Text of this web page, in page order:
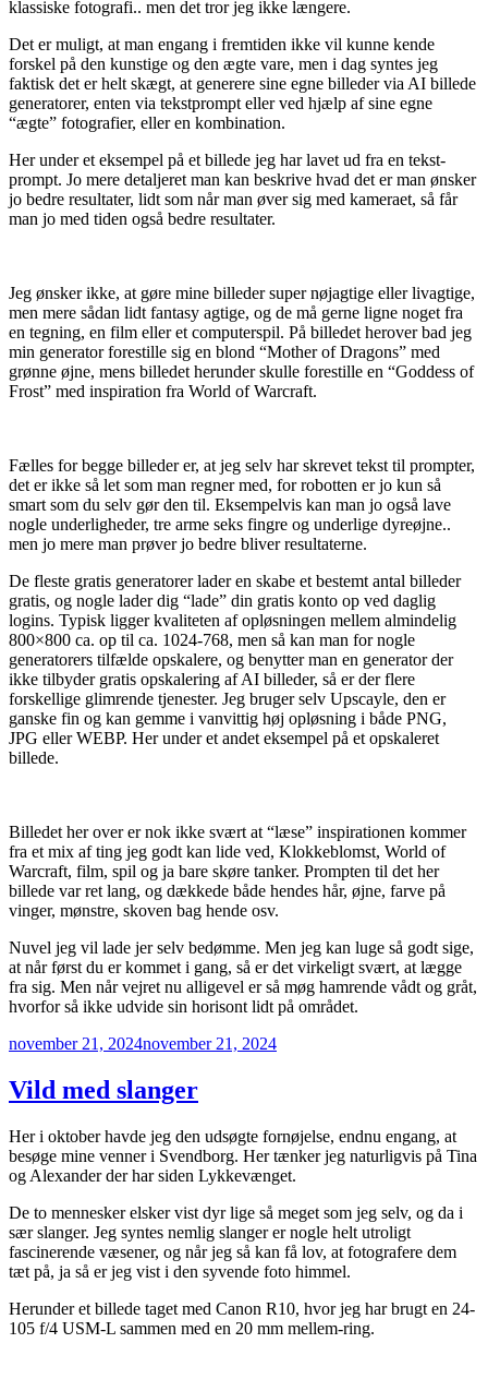
klassiske fotografi.. men det tror jeg ikke længere.
Det er muligt, at man engang i fremtiden ikke vil kunne kende
forskel på den kunstige og den ægte vare, men i dag syntes jeg
faktisk det er helt skægt, at generere sine egne billeder via AI billede
generatorer, enten via tekstprompt eller ved hjælp af sine egne
“ægte” fotografier, eller en kombination.
Her under et eksempel på et billede jeg har lavet ud fra en tekst-
prompt. Jo mere detaljeret man kan beskrive hvad det er man ønsker
jo bedre resultater, lidt som når man øver sig med kameraet, så får
man jo med tiden også bedre resultater.
Jeg ønsker ikke, at gøre mine billeder super nøjagtige eller livagtige,
men mere sådan lidt fantasy agtige, og de må gerne ligne noget fra
en tegning, en film eller et computerspil. På billedet herover bad jeg
min generator forestille sig en blond “Mother of Dragons” med
grønne øjne, mens billedet herunder skulle forestille en “Goddess of
Frost” med inspiration fra World of Warcraft.
Fælles for begge billeder er, at jeg selv har skrevet tekst til prompter,
det er ikke så let som man regner med, for robotten er jo kun så
smart som du selv gør den til. Eksempelvis kan man jo også lave
nogle underligheder, tre arme seks fingre og underlige dyreøjne..
men jo mere man prøver jo bedre bliver resultaterne.
De fleste gratis generatorer lader en skabe et bestemt antal billeder
gratis, og nogle lader dig “lade” din gratis konto op ved daglig
logins. Typisk ligger kvaliteten af opløsningen mellem almindelig
800×800 ca. op til ca. 1024-768, men så kan man for nogle
generatorers tilfælde opskalere, og benytter man en generator der
ikke tilbyder gratis opskalering af AI billeder, så er der flere
forskellige glimrende tjenester. Jeg bruger selv Upscayle, den er
ganske fin og kan gemme i vanvittig høj opløsning i både PNG,
JPG eller WEBP. Her under et andet eksempel på et opskaleret
billede.
Billedet her over er nok ikke svært at “læse” inspirationen kommer
fra et mix af ting jeg godt kan lide ved, Klokkeblomst, World of
Warcraft, film, spil og ja bare skøre tanker. Prompten til det her
billede var ret lang, og dækkede både hendes hår, øjne, farve på
vinger, mønstre, skoven bag hende osv.
Nuvel jeg vil lade jer selv bedømme. Men jeg kan luge så godt sige,
at når først du er kommet i gang, så er det virkeligt svært, at lægge
fra sig. Men når vejret nu alligevel er så møg hamrende vådt og gråt,
hvorfor så ikke udvide sin horisont lidt på området.
Udgivet
november 21, 2024november 21, 2024
Vild med slanger
Her i oktober havde jeg den udsøgte fornøjelse, endnu engang, at
besøge mine venner i Svendborg. Her tænker jeg naturligvis på Tina
og Alexander der har siden Lykkevænget.
De to mennesker elsker vist dyr lige så meget som jeg selv, og da i
sær slanger. Jeg syntes nemlig slanger er nogle helt utroligt
fascinerende væsener, og når jeg så kan få lov, at fotografere dem
tæt på, ja så er jeg vist i den syvende foto himmel.
Herunder et billede taget med Canon R10, hvor jeg har brugt en 24-
105 f/4 USM-L sammen med en 20 mm mellem-ring.